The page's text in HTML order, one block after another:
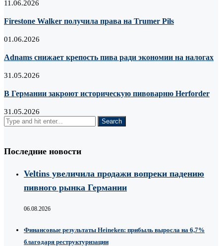
11.06.2026
Firestone Walker получила права на Trumer Pils
01.06.2026
Adnams снижает крепость пива ради экономии на налогах
31.05.2026
В Германии закроют историческую пивоварню Herforder
31.05.2026
Последние новости
Veltins увеличила продажи вопреки падению
пивного рынка Германии
06.08.2026
Финансовые результаты Heineken: прибыль выросла на 6,7%
благодаря реструктуризации